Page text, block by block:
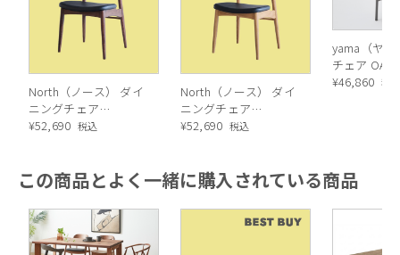
North（ノース） ダイ
ニングチェア
AC02（ウォールナッ
¥52,690 税込
North（ノース） ダイ
ニングチェア
AC02（オーク）
¥52,690 税込
yama（ヤマ
チェア OAK グレー
（板座）
¥46,860 税
この商品とよく一緒に購入されている商品